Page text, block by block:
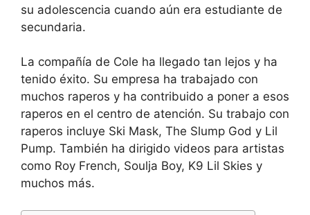
su adolescencia cuando aún era estudiante de
secundaria.
La compañía de Cole ha llegado tan lejos y ha
tenido éxito. Su empresa ha trabajado con
muchos raperos y ha contribuido a poner a esos
raperos en el centro de atención. Su trabajo con
raperos incluye Ski Mask, The Slump God y Lil
Pump. También ha dirigido videos para artistas
como Roy French, Soulja Boy, K9 Lil Skies y
muchos más.